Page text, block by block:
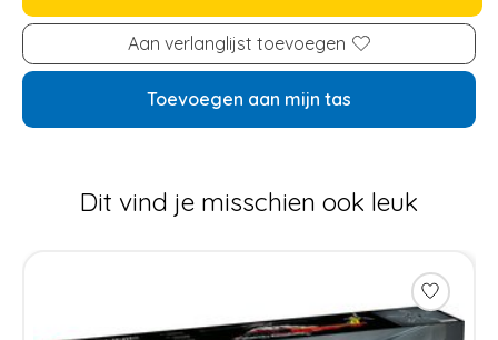
Aan verlanglijst toevoegen
Toevoegen aan mijn tas
Dit vind je misschien ook leuk